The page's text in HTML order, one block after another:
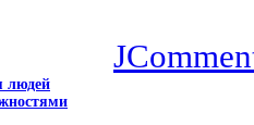
людей